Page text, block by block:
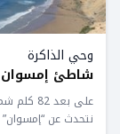
وحي الذاكرة
شاطئ إمسوان
على بعد
نتحدث عن “إمسوان”